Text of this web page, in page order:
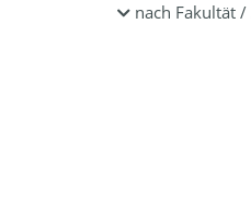
nach Fakultät /